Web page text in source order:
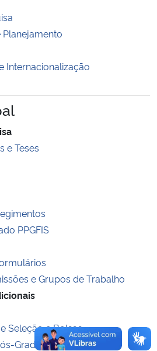
Inovações e Comunicações
dos Direitos Humanos
Internacionalização
e Teses
PPGFIS
e Grupos de Trabalho
Seleção e Bolsas
Graduação PPGFIS